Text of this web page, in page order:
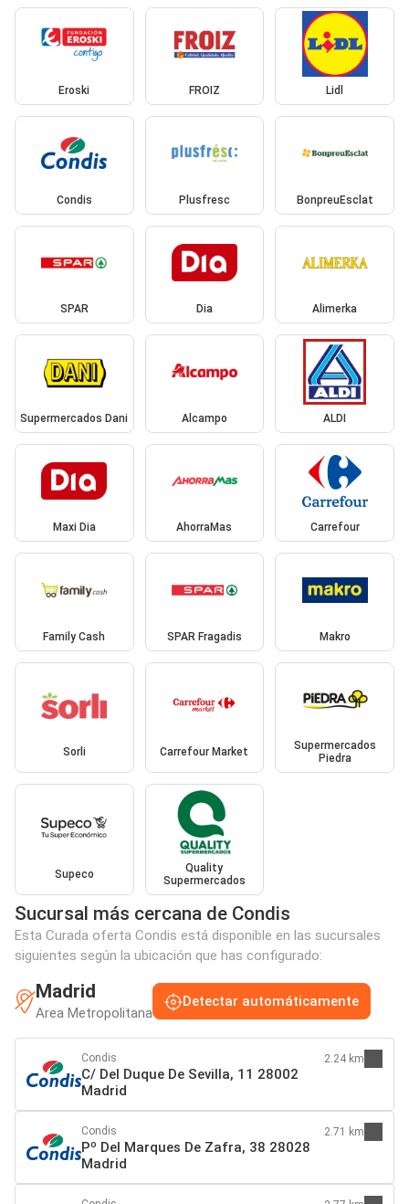
Eroski FROIZ Lidl
Condis Plusfresc BonpreuEsclat
SPAR Dia Alimerka
Supermercados Dani Alcampo ALDI
Maxi Dia AhorraMas Carrefour
Family Cash SPAR Fragadis Makro
Sorli Carrefour Market
Supermercados
Piedra
Supeco
Quality
Supermercados
Sucursal más cercana de Condis
Esta Curada oferta Condis está disponible en las sucursales
siguientes según la ubicación que has configurado:
Madrid
Area Metropolitana
Detectar automáticamente
Condis
C/ Del Duque De Sevilla, 11 28002
Madrid
2.24 km
Condis
Pº Del Marques De Zafra, 38 28028
Madrid
2.71 km